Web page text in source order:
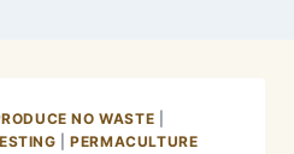
NO WASTE
|PERMACULTURE